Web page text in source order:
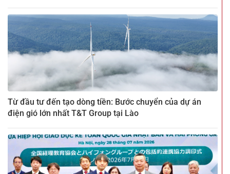
Từ đầu tư đến tạo dòng tiền: Bước chuyển của dự án
điện gió lớn nhất T&T Group tại Lào